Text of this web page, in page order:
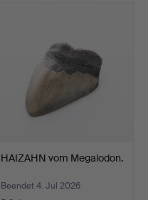
HAIZAHN vom Megalodon.
Beendet 4. Jul 2026